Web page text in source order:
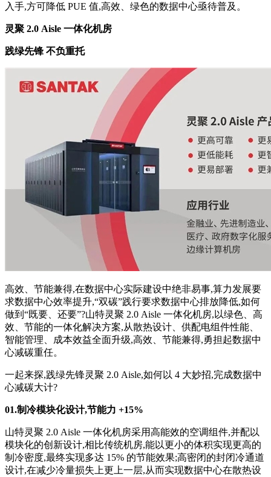
入手,方可降低 PUE 值,高效、绿色的数据中心亟待普及。
灵聚 2.0 Aisle 一体化机房
践绿先锋 不负重托
高效、节能兼得,在数据中心实际建设中绝非易事,算力发展要
求数据中心效率提升,“双碳”践行要求数据中心排放降低,如何
做到“既要、还要”?山特灵聚 2.0 Aisle 一体化机房,以绿色、高
效、节能的一体化解决方案,从散热设计、供配电组件性能、
智能管理、成本效益全面升级,高效、节能兼得,勇担起数据中
心减碳重任。
一起来探,践绿先锋灵聚 2.0 Aisle,如何以 4 大妙招,完成数据中
心减碳大计?
01.制冷模块化设计,节能力 +15%
山特灵聚 2.0 Aisle 一体化机房采用高能效的空调组件,并配以
模块化的创新设计,相比传统机房,能以更小的体积实现更高的
制冷密度,最终实现多达 15% 的节能效果;高密闭的封闭冷通道
设计,在减少冷量损失上更上一层,从而实现数据中心在散热设